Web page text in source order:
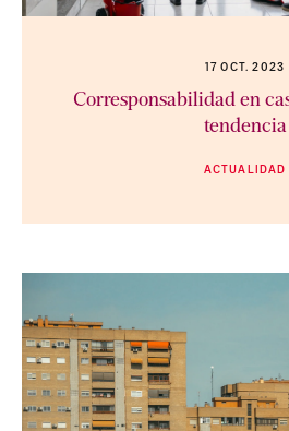
17 OCT. 2023
Corresponsabilidad en
tendencia
ACTUALIDAD